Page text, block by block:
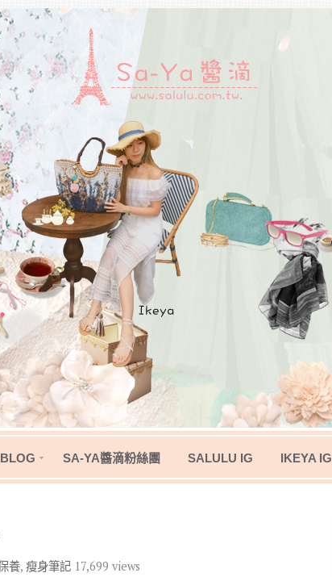
BLOG SA-YA醬滴粉絲團 SALULU IG IKEYA IG
養, 瘦身筆記 17,699 views